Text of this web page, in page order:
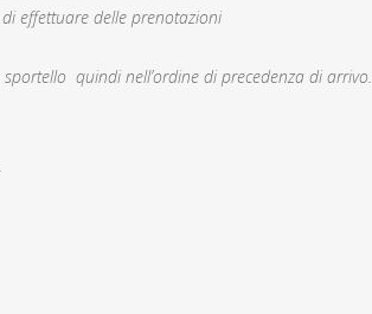
effettuare delle prenotazioni
quindi nell’ordine di precedenza di arrivo.